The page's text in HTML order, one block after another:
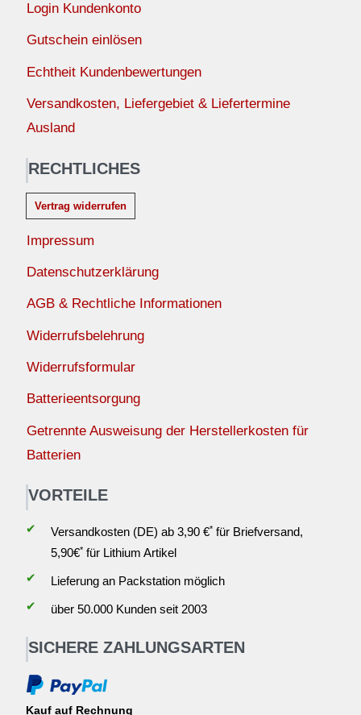
Login Kundenkonto
Gutschein einlösen
Echtheit Kundenbewertungen
Versandkosten, Liefergebiet & Liefertermine
Ausland
RECHTLICHES
Vertrag widerrufen
Impressum
Datenschutzerklärung
AGB & Rechtliche Informationen
Widerrufsbelehrung
Widerrufsformular
Batterieentsorgung
Getrennte Ausweisung der Herstellerkosten für
Batterien
VORTEILE
✔ Versandkosten (DE) ab 3,90 €*für Briefversand,
5,90€*für Lithium Artikel
✔
Lieferung an Packstation möglich
✔
über 50.000 Kunden seit 2003
SICHERE ZAHLUNGSARTEN
Kauf auf Rechnung